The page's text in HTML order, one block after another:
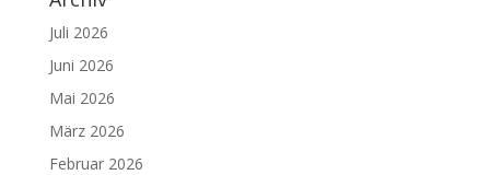
Juli 2026
Juni 2026
Mai 2026
März 2026
Februar 2026